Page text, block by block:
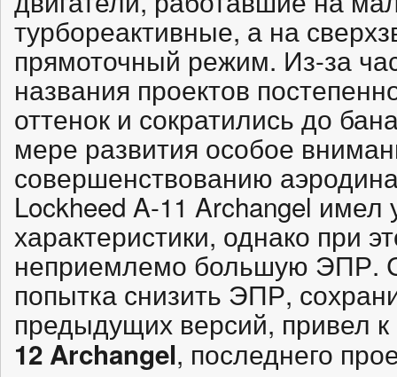
турбореактивные, а на
прямоточный режим. Из-за
названия проектов
оттенок и сократились до
мере развития особое
совершенствованию
Lockheed A-11 Archangel
характеристики, однако при
неприемлемо большую
попытка снизить ЭПР,
предыдущих версий, привел
12 Archangel, последнего